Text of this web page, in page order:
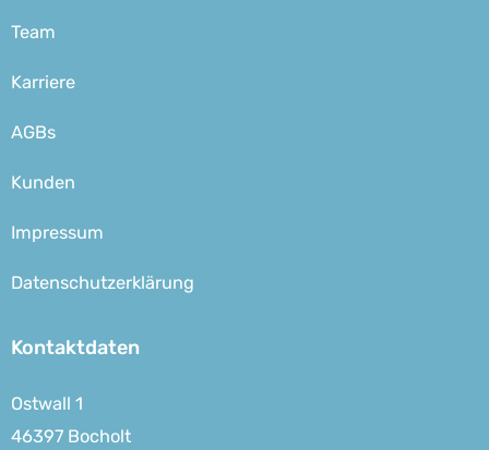
Team
Karriere
AGBs
Kunden
Impressum
Datenschutzerklärung
Kontaktdaten
Ostwall 1
46397 Bocholt